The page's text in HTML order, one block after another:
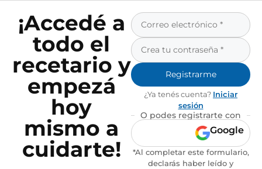
¡Accedé a
todo el
recetario y
empezá
hoy
mismo a
cuidarte!
Registrarme
¿Ya tenés cuenta? Iniciar
sesión
O podes registrarte con
Google
*Al completar este formulario,
declarás haber leído y